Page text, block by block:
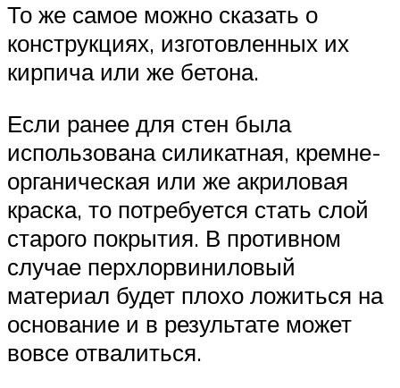
То же самое можно сказать о
конструкциях, изготовленных их
кирпича или же бетона.
Если ранее для стен была
использована силикатная, кремне-
органическая или же акриловая
краска, то потребуется стать слой
старого покрытия. В противном
случае перхлорвиниловый
материал будет плохо ложиться на
основание и в результате может
вовсе отвалиться.